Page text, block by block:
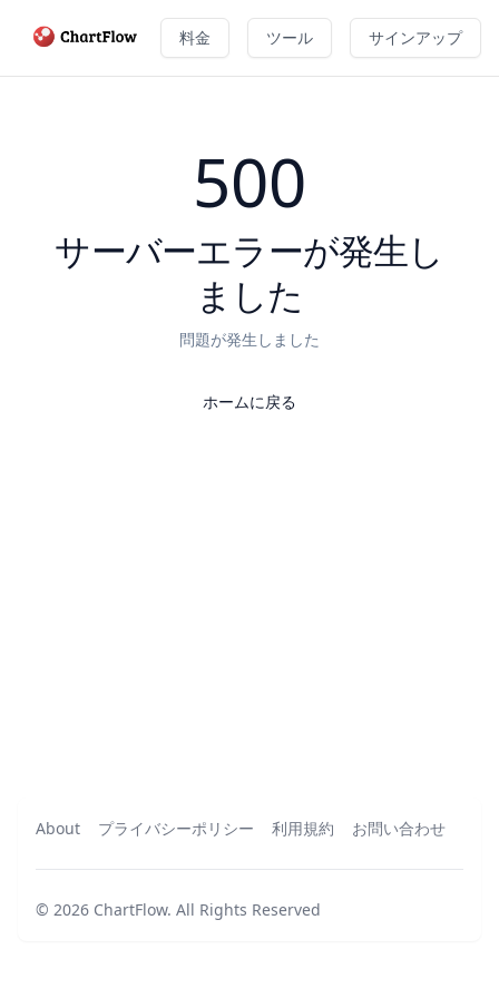
料金 ツール サインアップ
500
サーバーエラーが発生し
ました
問題が発生しました
ホームに戻る
About プライバシーポリシー 利用規約 お問い合わせ
© 2026 ChartFlow. All Rights Reserved